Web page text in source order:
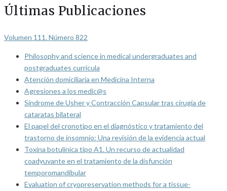
Últimas Publicaciones
Volumen 111. Número 822
Philosophy and science in medical undergraduates and
postgraduates curricula
Atención domiciliaria en Medicina Interna
Agresiones a los medic@s
Síndrome de Usher y Contracción Capsular tras cirugía de
cataratas bilateral
El papel del cronotipo en el diagnóstico y tratamiento del
trastorno de insomnio: Una revisión de la evidencia actual
Toxina botulínica tipo A1. Un recurso de actualidad
coadyuvante en el tratamiento de la disfunción
temporomandibular
Evaluation of cryopreservation methods for a tissue-